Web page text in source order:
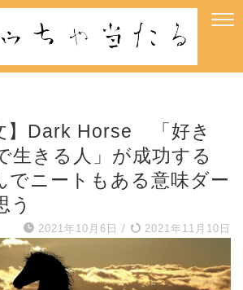
】Dark Horse 「好き
生きる人」が成功する
ニートもある意味ダー
う
2021年10月6日 / 2021年11月10日